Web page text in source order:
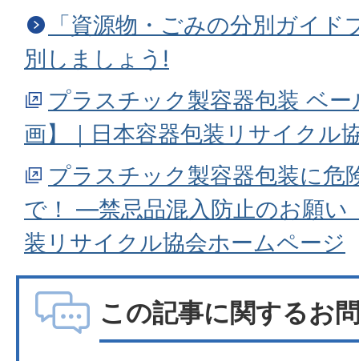
「資源物・ごみの分別ガイ
別しましょう!
プラスチック製容器包装 ベ
画】｜日本容器包装リサイクル
プラスチック製容器包装に危
で！ ―禁忌品混入防止のお願い
装リサイクル協会ホームページ
この記事に関するお